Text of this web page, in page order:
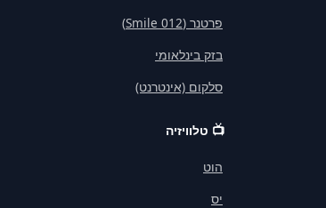
פרטנר (012 Smile)
בזק בינלאומי
סלקום (אינטרנט)
📺 טלוויזיה
הוט
יס